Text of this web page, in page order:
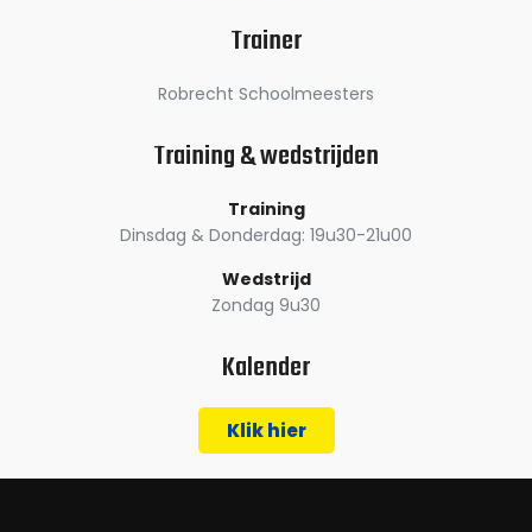
Trainer
Robrecht Schoolmeesters
Training & wedstrijden
Training
Dinsdag & Donderdag: 19u30-21u00
Wedstrijd
Zondag 9u30
Kalender
Klik hier